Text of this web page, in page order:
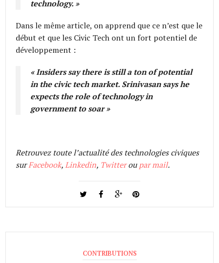
technology. »
Dans le même article, on apprend que ce n’est que le
début et que les Civic Tech ont un fort potentiel de
développement :
« Insiders say there is still a ton of potential
in the civic tech market. Srinivasan says he
expects the role of technology in
government to soar »
Retrouvez toute l’actualité des technologies civiques
surFacebook,Linkedin, Twitteroupar mail.
CONTRIBUTIONS